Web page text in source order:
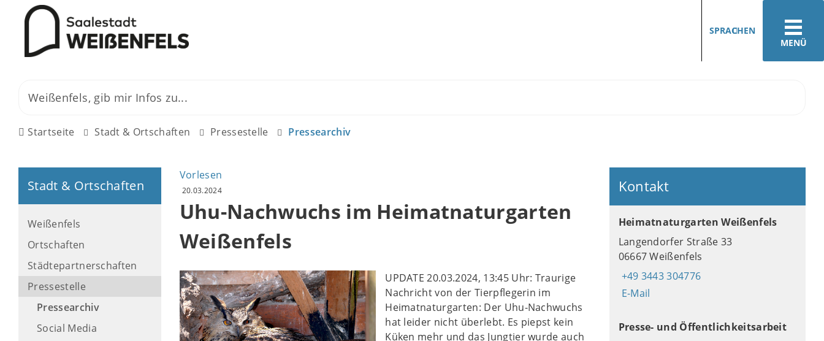
MENÜ
SPRACHEN
Startseite Stadt & Ortschaften Pressestelle Pressearchiv
Stadt & Ortschaften
Weißenfels
Ortschaften
Städtepartnerschaften
Pressestelle
Pressearchiv
Social Media
Vorlesen
20.03.2024
Uhu-Nachwuchs im Heimatnaturgarten
Weißenfels
UPDATE 20.03.2024, 13:45 Uhr: Traurige
Nachricht von der Tierpflegerin im
Heimatnaturgarten: Der Uhu-Nachwuchs
hat leider nicht überlebt. Es piepst kein
Küken mehr und das Jungtier wurde auch
Kontakt
Heimatnaturgarten Weißenfels
Langendorfer Straße 33
06667 Weißenfels
+49 3443 304776
E-Mail
Presse- und Öffentlichkeitsarbeit